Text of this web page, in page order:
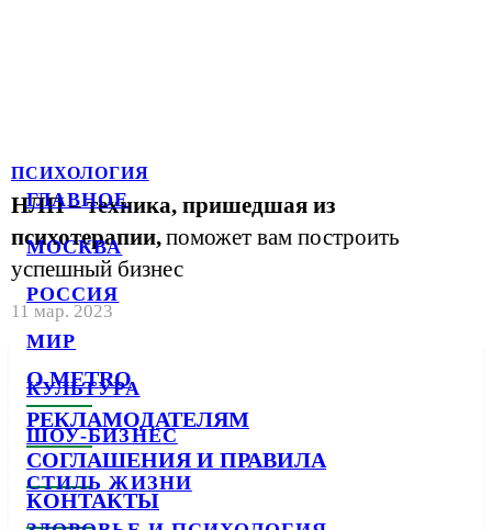
ГЛАВНОЕ
МОСКВА
РОССИЯ
МИР
КУЛЬТУРА
ШОУ-БИЗНЕС
СТИЛЬ ЖИЗНИ
ПСИХОЛОГИЯ
НЛП – техника, пришедшая из
психотерапии,поможет вам построить
успешный бизнес
11 мар. 2023
О METRO
РЕКЛАМОДАТЕЛЯМ
СОГЛАШЕНИЯ И ПРАВИЛА
КОНТАКТЫ